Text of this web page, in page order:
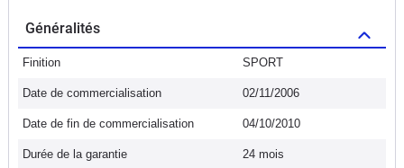
Généralités
Finition SPORT
Date de commercialisation 02/11/2006
Date de fin de commercialisation 04/10/2010
Durée de la garantie 24 mois